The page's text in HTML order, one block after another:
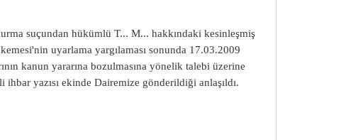
suçundan hükümlü T... M... hakkındaki kesinleşmiş
uyarlama yargılaması sonunda 17.03.2009
kanun yararına bozulmasına yönelik talebi üzerine
ihbar yazısı ekinde Dairemize gönderildiği anlaşıldı.